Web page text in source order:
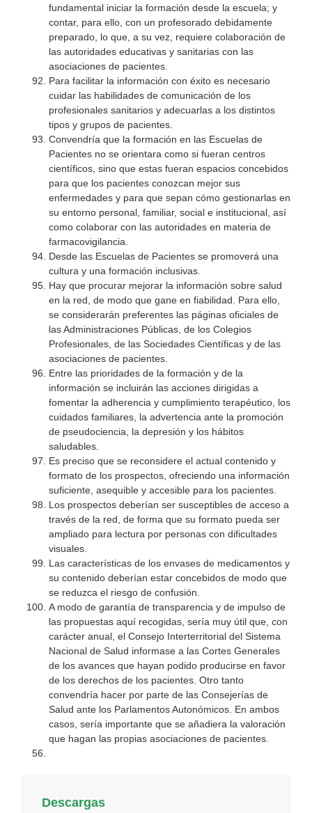
fundamental iniciar la formación desde la escuela; y
contar, para ello, con un profesorado debidamente
preparado, lo que, a su vez, requiere colaboración de
las autoridades educativas y sanitarias con las
asociaciones de pacientes.
Para facilitar la información con éxito es necesario
cuidar las habilidades de comunicación de los
profesionales sanitarios y adecuarlas a los distintos
tipos y grupos de pacientes.
Convendría que la formación en las Escuelas de
Pacientes no se orientara como si fueran centros
científicos, sino que estas fueran espacios concebidos
para que los pacientes conozcan mejor sus
enfermedades y para que sepan cómo gestionarlas en
su entorno personal, familiar, social e institucional, así
como colaborar con las autoridades en materia de
farmacovigilancia.
Desde las Escuelas de Pacientes se promoverá una
cultura y una formación inclusivas.
Hay que procurar mejorar la información sobre salud
en la red, de modo que gane en fiabilidad. Para ello,
se considerarán preferentes las páginas oficiales de
las Administraciones Públicas, de los Colegios
Profesionales, de las Sociedades Científicas y de las
asociaciones de pacientes.
Entre las prioridades de la formación y de la
información se incluirán las acciones dirigidas a
fomentar la adherencia y cumplimiento terapéutico, los
cuidados familiares, la advertencia ante la promoción
de pseudociencia, la depresión y los hábitos
saludables.
Es preciso que se reconsidere el actual contenido y
formato de los prospectos, ofreciendo una información
suficiente, asequible y accesible para los pacientes.
Los prospectos deberían ser susceptibles de acceso a
través de la red, de forma que su formato pueda ser
ampliado para lectura por personas con dificultades
visuales.
Las características de los envases de medicamentos y
su contenido deberían estar concebidos de modo que
se reduzca el riesgo de confusión.
A modo de garantía de transparencia y de impulso de
las propuestas aquí recogidas, sería muy útil que, con
carácter anual, el Consejo Interterritorial del Sistema
Nacional de Salud informase a las Cortes Generales
de los avances que hayan podido producirse en favor
de los derechos de los pacientes. Otro tanto
convendría hacer por parte de las Consejerías de
Salud ante los Parlamentos Autonómicos. En ambos
casos, sería importante que se añadiera la valoración
que hagan las propias asociaciones de pacientes.
Descargas